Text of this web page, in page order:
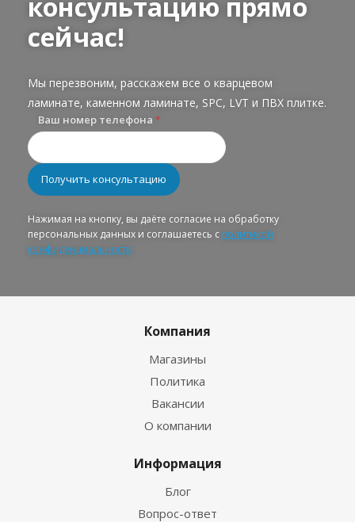
сейчас!
Мы перезвоним, расскажем все о кварцевом
ламинате, каменном ламинате, SPC, LVT и ПВХ плитке.
Ваш номер телефона *
Нажимая на кнопку, вы даёте согласие на обработку
персональных данных и соглашаетесь с политикой
конфиденциальности
Компания
Магазины
Политика
Вакансии
О компании
Информация
Блог
Вопрос-ответ